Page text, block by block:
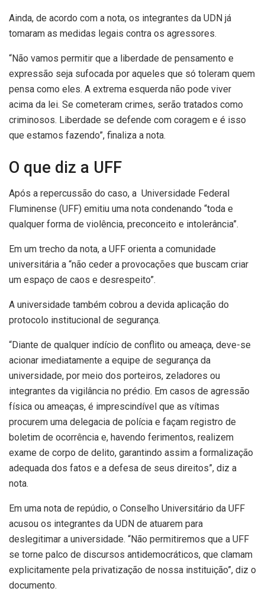
Ainda, de acordo com a nota, os integrantes da UDN já
tomaram as medidas legais contra os agressores.
“Não vamos permitir que a liberdade de pensamento e
expressão seja sufocada por aqueles que só toleram quem
pensa como eles. A extrema esquerda não pode viver
acima da lei. Se cometeram crimes, serão tratados como
criminosos. Liberdade se defende com coragem e é isso
que estamos fazendo”, finaliza a nota.
O que diz a UFF
Após a repercussão do caso, a Universidade Federal
Fluminense (UFF) emitiu uma nota condenando “toda e
qualquer forma de violência, preconceito e intolerância”.
Em um trecho da nota, a UFF orienta a comunidade
universitária a “não ceder a provocações que buscam criar
um espaço de caos e desrespeito”.
A universidade também cobrou a devida aplicação do
protocolo institucional de segurança.
“Diante de qualquer indício de conflito ou ameaça, deve-se
acionar imediatamente a equipe de segurança da
universidade, por meio dos porteiros, zeladores ou
integrantes da vigilância no prédio. Em casos de agressão
física ou ameaças, é imprescindível que as vítimas
procurem uma delegacia de polícia e façam registro de
boletim de ocorrência e, havendo ferimentos, realizem
exame de corpo de delito, garantindo assim a formalização
adequada dos fatos e a defesa de seus direitos”, diz a
nota.
Em uma nota de repúdio, o Conselho Universitário da UFF
acusou os integrantes da UDN de atuarem para
deslegitimar a universidade. “Não permitiremos que a UFF
se torne palco de discursos antidemocráticos, que clamam
explicitamente pela privatização de nossa instituição”, diz o
documento.